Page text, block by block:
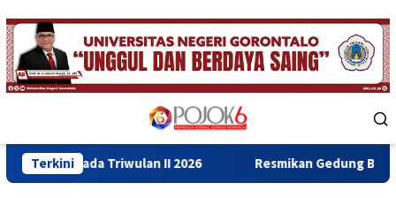
Skip
to
content
Menu
Terkini
II 2026 Resmikan Gedung Baru Bahrul Ulum,